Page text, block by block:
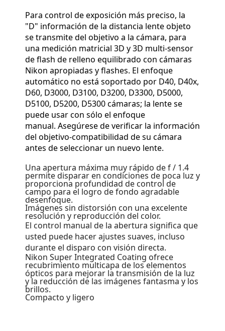
Para control de exposición más preciso, la
"D" información de la distancia lente objeto
se transmite del objetivo a la cámara, para
una medición matricial 3D y 3D multi-sensor
de flash de relleno equilibrado con cámaras
Nikon apropiadas y flashes. El enfoque
automático no está soportado por D40, D40x,
D60, D3000, D3100, D3200, D3300, D5000,
D5100, D5200, D5300 cámaras; la lente se
puede usar con sólo el enfoque
manual. Asegúrese de verificar la información
del objetivo-compatibilidad de su cámara
antes de seleccionar un nuevo lente.
Una apertura máxima muy rápido de f / 1.4
permite disparar en condiciones de poca luz y
proporciona profundidad de control de
campo para el logro de fondo agradable
desenfoque.
Imágenes sin distorsión con una excelente
resolución y reproducción del color.
El control manual de la abertura significa que
usted puede hacer ajustes suaves, incluso
durante el disparo con visión directa.
Nikon Super Integrated Coating ofrece
recubrimiento multicapa de los elementos
ópticos para mejorar la transmisión de la luz
y la reducción de las imágenes fantasma y los
brillos.
Compacto y ligero